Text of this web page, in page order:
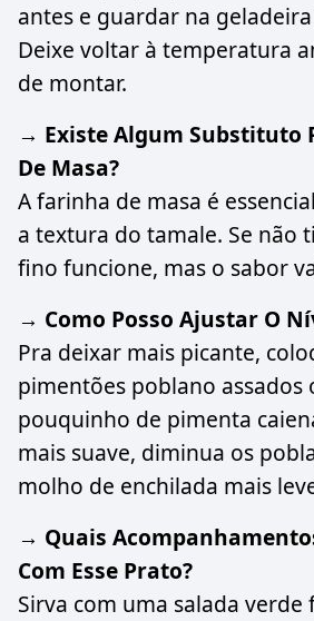
antes e guardar na
Deixe voltar à temperatura
de montar.
→ Existe Algum Substituto
De Masa?
A farinha de masa é
a textura do tamale. Se não
fino funcione, mas o sabor
→ Como Posso Ajustar O
Pra deixar mais picante,
pimentões poblano assados
pouquinho de pimenta
mais suave, diminua os
molho de enchilada mais
→ Quais
Com Esse Prato?
Sirva com uma salada verde